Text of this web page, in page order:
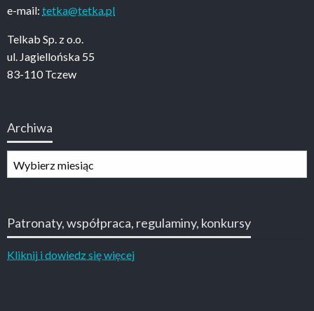
e-mail: tetka@tetka.pl
Telkab Sp. z o.o.
ul. Jagiellońska 55
83-110 Tczew
Archiwa
Patronaty, współpraca, regulaminy, konkursy
Kliknij i dowiedz się więcej